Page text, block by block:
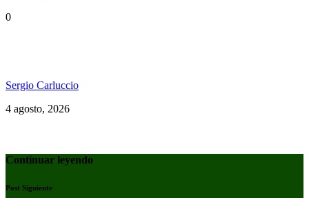
0
Sergio Carluccio
4 agosto, 2026
Continuar leyendo
Post Siguiente